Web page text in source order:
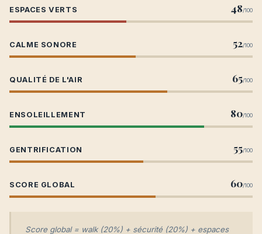
ESPACES VERTS 48/100
CALME SONORE 52/100
QUALITÉ DE L'AIR 65/100
ENSOLEILLEMENT 80/100
GENTRIFICATION 55/100
SCORE GLOBAL 60/100
Score global = walk (20%) + sécurité (20%) + espaces